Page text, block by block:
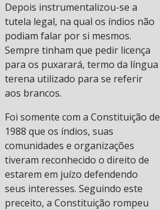
Depois instrumentalizou-se a
tutela legal, na qual os índios não
podiam falar por si mesmos.
Sempre tinham que pedir licença
para os puxarará, termo da língua
terena utilizado para se referir
aos brancos.
Foi somente com a Constituição de
1988 que os índios, suas
comunidades e organizações
tiveram reconhecido o direito de
estarem em juízo defendendo
seus interesses. Seguindo este
preceito, a Constituição rompeu